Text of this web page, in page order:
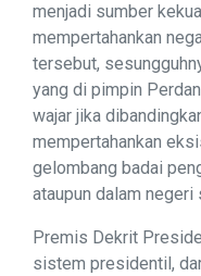
menjadi sumber
mempertahankan
tersebut,
yang di pimpin
wajar jika
mempertahankan
gelombang badai
ataupun dalam negeri
Premis Dekrit
sistem presidentil,